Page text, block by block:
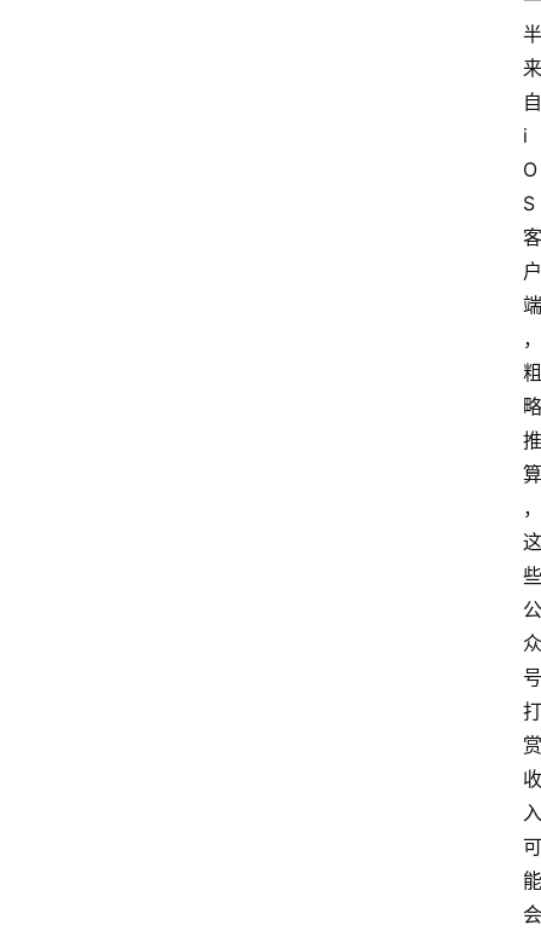
半
来
自
i
O
S
客
户
端
，
粗
略
推
算
，
这
些
公
众
号
打
赏
收
入
可
能
会